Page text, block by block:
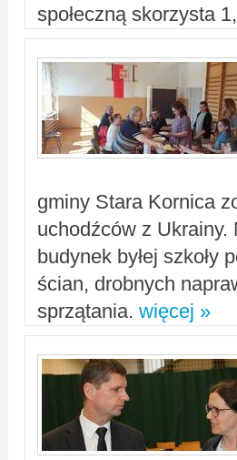
społeczną skorzysta
gminy Stara Kornica
uchodźców z Ukrainy.
budynek byłej szkoły
ścian, drobnych
sprzątania. więcej »